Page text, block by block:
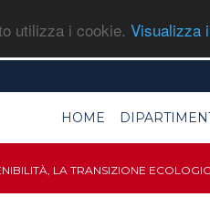
utilizza i cookie. Visualizza
HOME
LA TRANSIZIONE